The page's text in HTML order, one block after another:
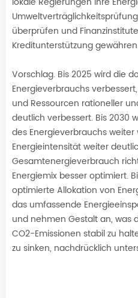
überprüfen und
Kreditunterstützung
Vorschlag. Bis 2025 wird die
Energieverbrauchs
und Ressourcen rationeller
deutlich verbessert. Bis 2030
des Energieverbrauchs weiter
Energieintensität weiter
Gesamtenergieverbrauch
Energiemix besser optimiert.
optimierte Allokation von
das umfassende
und nehmen Gestalt an, was
CO2-Emissionen stabil zu
zu sinken, nachdrücklich